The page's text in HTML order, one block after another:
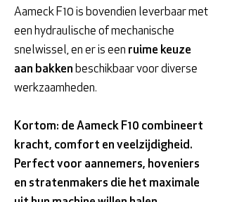
Aameck F10 is bovendien leverbaar met
een hydraulische of mechanische
snelwissel, en er is een ruime keuze
aan bakken beschikbaar voor diverse
werkzaamheden.
Kortom: de Aameck F10 combineert
kracht, comfort en veelzijdigheid.
Perfect voor aannemers, hoveniers
en stratenmakers die het maximale